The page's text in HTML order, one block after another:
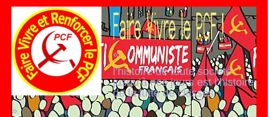
«
l’histoire de toute société
jusqu’à nos jours est l’histoire
de la lutte de classes
»